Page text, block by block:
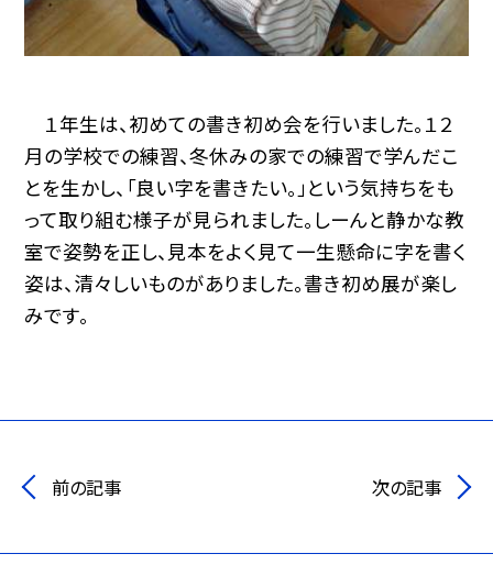
１年生は、初めての書き初め会を行いました。１２
月の学校での練習、冬休みの家での練習で学んだこ
とを生かし、「良い字を書きたい。」という気持ちをも
って取り組む様子が見られました。しーんと静かな教
室で姿勢を正し、見本をよく見て一生懸命に字を書く
姿は、清々しいものがありました。書き初め展が楽し
みです。
前の記事 次の記事